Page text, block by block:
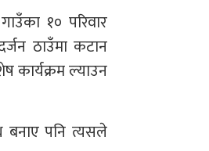
१० परिवार
ठाउँमा कटान
कार्यक्रम ल्याउन
पनि त्यसले